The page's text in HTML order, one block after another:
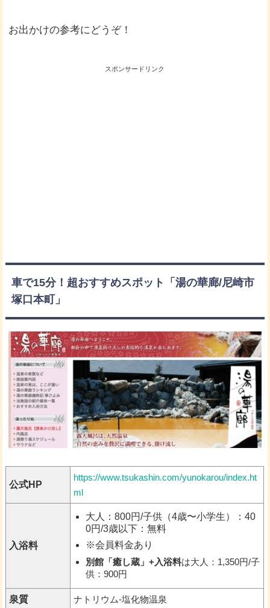
お出かけの参考にどうぞ！
スポンサードリンク
車で15分！超おすすめスポット「湯の華廊/尼崎市
塚口本町」
公式HP
https://www.tsukashin.com/yunokarou/index.ht
ml
入浴料
大人：800円/子供（4歳〜小学生）：40
0円/3歳以下：無料
※会員料金あり
別館「癒し蔵」+入浴料は大人：1,350円/子
供：900円
泉質 ナトリウム-塩化物温泉